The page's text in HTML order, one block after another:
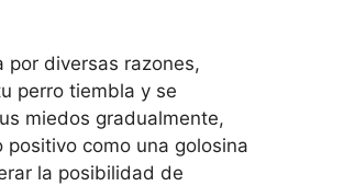
por diversas razones,
perro tiembla y se
miedos gradualmente,
como una golosina
la posibilidad de